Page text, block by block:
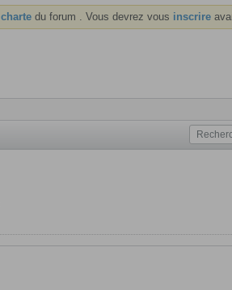
charte du forum . Vous devrez vous inscrire